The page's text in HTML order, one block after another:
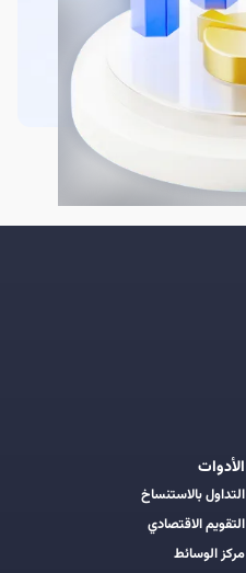
الأدوات
التداول بالاستنساخ
التقويم الاقتصادي
مركز الوسائط